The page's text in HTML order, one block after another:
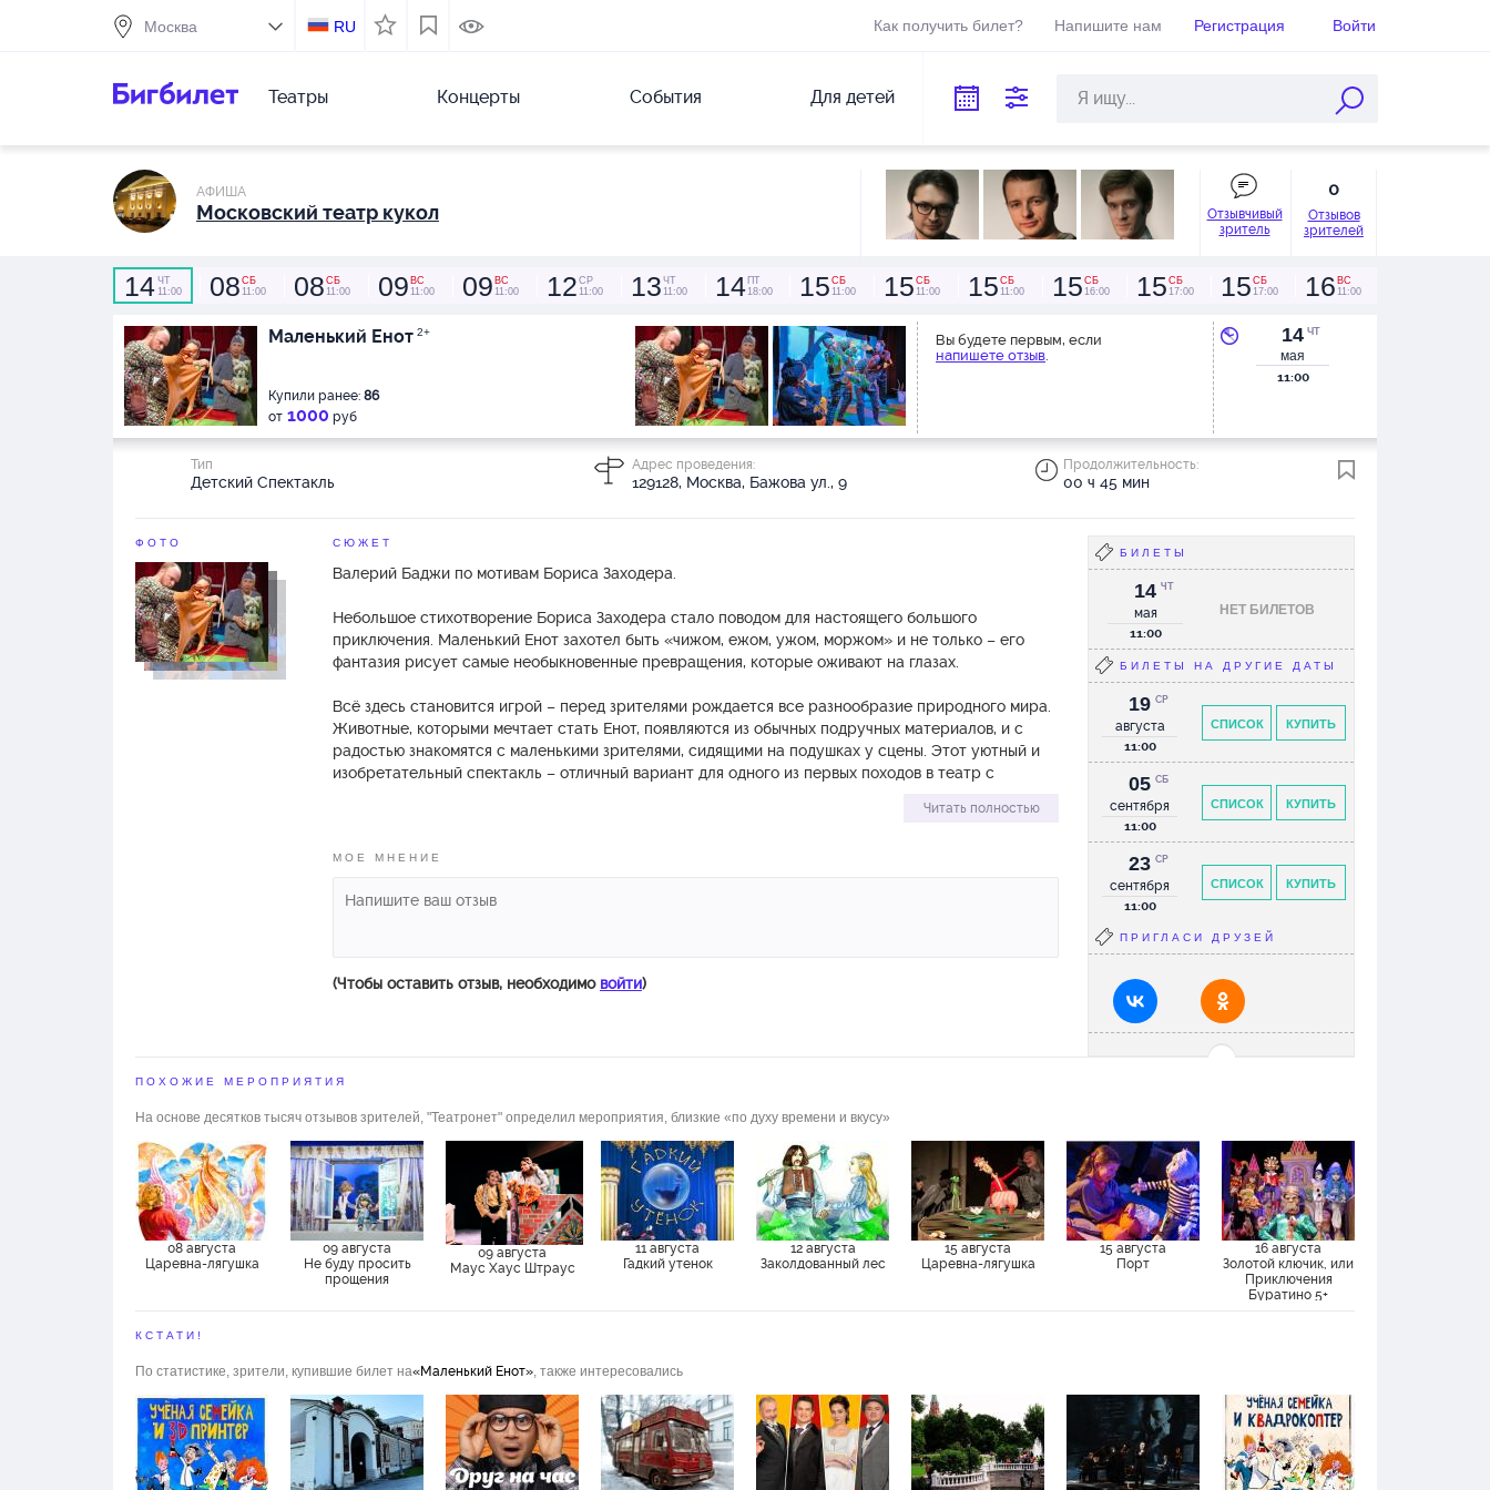
RU Как получить билет? Напишите нам Регистрация Войти
Театры Концерты События Для детей
АФИША
Московский театр кукол
Отзывчивый
зритель
0
Отзывов
зрителей
14 ЧТ
11:00
08 СБ
11:00
08 СБ
11:00
09 ВС
11:00
09 ВС
11:00
12 СР
11:00
13 ЧТ
11:00
14 ПТ
18:00
15 СБ
11:00
15 СБ
11:00
15 СБ
11:00
15 СБ
16:00
15 СБ
17:00
15 СБ
17:00
16 ВС
11:00
Маленький Енот 2+
Купили ранее: 86
от 1000 руб
Вы будете первым, если
напишете отзыв.
14 ЧТ
мая
11:00
Тип
Детский Спектакль
Адрес проведения:
129128, Москва, Бажова ул., 9
Продолжительность:
00 ч 45 мин
ФОТО СЮЖЕТ
Валерий Баджи по мотивам Бориса Заходера.
Небольшое стихотворение Бориса Заходера стало поводом для настоящего большого
приключения. Маленький Енот захотел быть «чижом, ежом, ужом, моржом» и не только – его
фантазия рисует самые необыкновенные превращения, которые оживают на глазах.
Всё здесь становится игрой – перед зрителями рождается все разнообразие природного мира.
Животные, которыми мечтает стать Енот, появляются из обычных подручных материалов, и с
радостью знакомятся с маленькими зрителями, сидящими на подушках у сцены. Этот уютный и
изобретательный спектакль – отличный вариант для одного из первых походов в театр с
Художник-постановщик – Ольга Устюгова
Продолжительность – 45 минут без антракта
Рассказчики
Читать полностью
МОЕ МНЕНИЕ
(Чтобы оставить отзыв, необходимо войти)
БИЛЕТЫ
НЕТ БИЛЕТОВ
14
мая
ЧТ
11:00
БИЛЕТЫ НА ДРУГИЕ ДАТЫ
КУПИТЬ
СПИСОК
19
августа
СР
11:00
КУПИТЬ
СПИСОК
05
сентября
СБ
11:00
КУПИТЬ
СПИСОК
23
сентября
СР
11:00
ПРИГЛАСИ ДРУЗЕЙ
ПОХОЖИЕ МЕРОПРИЯТИЯ
На основе десятков тысяч отзывов зрителей, "Театронет" определил мероприятия, близкие «по духу времени и вкусу»
08 августа
Царевна-лягушка
09 августа
Не буду просить
прощения
09 августа
Маус Хаус Штраус
11 августа
Гадкий утенок
12 августа
Заколдованный лес
15 августа
Царевна-лягушка
15 августа
Порт
16 августа
Золотой ключик, или
Приключения
Буратино 5+
КСТАТИ!
По статистике, зрители, купившие билет на«Маленький Енот», также интересовались